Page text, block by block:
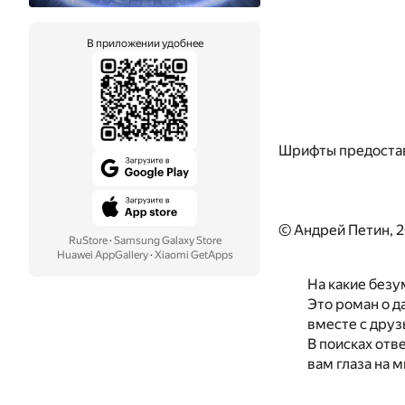
В приложении удобнее
RuStore· Samsung Galaxy Store
Huawei AppGallery· Xiaomi GetApps
Шрифты
© Андрей Петин,
На какие
Это роман о
вместе с
В поисках
вам глаза на